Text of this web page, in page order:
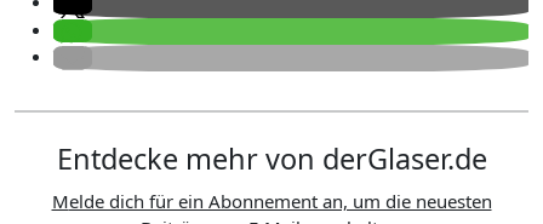
Entdecke mehr von derGlaser.de
Melde dich für ein Abonnement an, um die neuesten